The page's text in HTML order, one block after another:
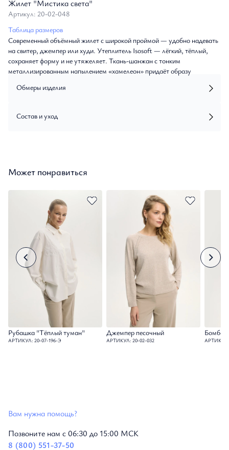
Жилет "Мистика света"
Артикул: 20-02-048
Таблица размеров
Современный объёмный жилет с широкой проймой — удобно надевать
на свитер, джемпер или худи. Утеплитель Isosoft — лёгкий, тёплый,
сохраняет форму и не утяжеляет. Ткань-шанжан с тонким
металлизированным напылением «хамелеон» придаёт образу
ветрозащитный подклад защищают от ветра и обеспечивают комфорт.
поездок и городского ритма.
Обмеры изделия
Состав и уход
Может понравиться
Рубашка "Тёплый туман"
АРТИКУЛ: 20-07-196-Э
Джемпер песочный
АРТИКУЛ: 20-02-032
Бомбер
АРТИКУЛ:
Вам нужна помощь?
Позвоните нам с 06:30 до 15:00 МСК
8 (800) 551-37-50